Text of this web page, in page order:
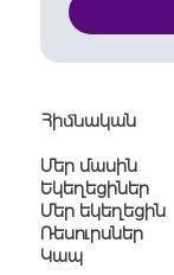
Հիմնական
Մեր մասին
Եկեղեցիներ
Մեր եկեղեցին
Ռեսուրսներ
Կապ